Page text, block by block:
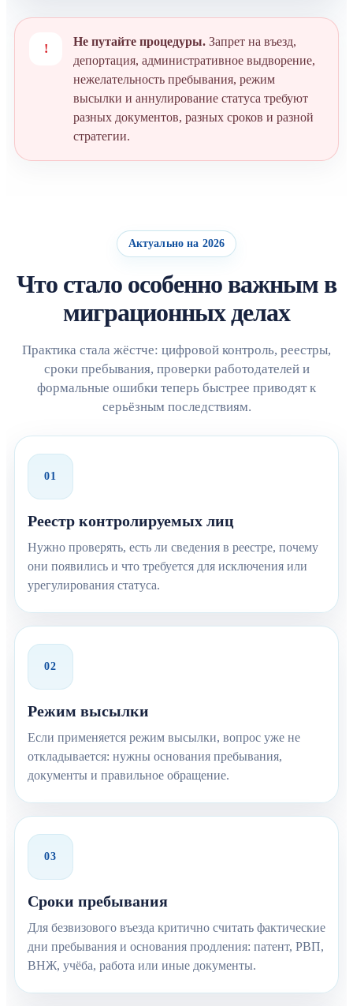
!
Не путайте процедуры. Запрет на въезд,
депортация, административное выдворение,
нежелательность пребывания, режим
высылки и аннулирование статуса требуют
разных документов, разных сроков и разной
стратегии.
Актуально на 2026
Что стало особенно важным в
миграционных делах
Практика стала жёстче: цифровой контроль, реестры,
сроки пребывания, проверки работодателей и
формальные ошибки теперь быстрее приводят к
серьёзным последствиям.
01
Реестр контролируемых лиц
Нужно проверять, есть ли сведения в реестре, почему
они появились и что требуется для исключения или
урегулирования статуса.
02
Режим высылки
Если применяется режим высылки, вопрос уже не
откладывается: нужны основания пребывания,
документы и правильное обращение.
03
Сроки пребывания
Для безвизового въезда критично считать фактические
дни пребывания и основания продления: патент, РВП,
ВНЖ, учёба, работа или иные документы.